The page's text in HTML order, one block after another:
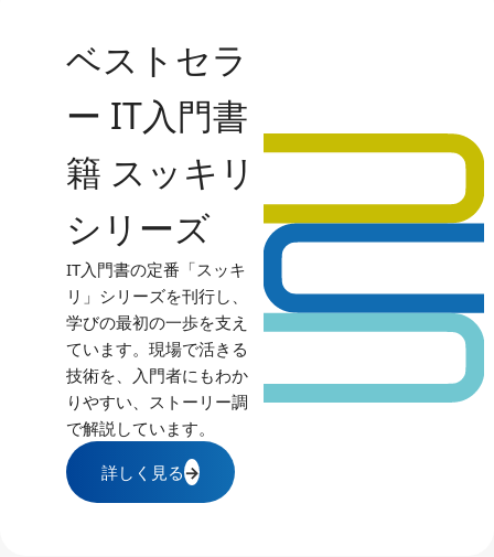
ベストセラ
ー IT入門書
籍 スッキリ
シリーズ
IT入門書の定番「スッキ
リ」シリーズを刊行し、
学びの最初の一歩を支え
ています。現場で活きる
技術を、入門者にもわか
りやすい、ストーリー調
で解説しています。
詳しく見る→